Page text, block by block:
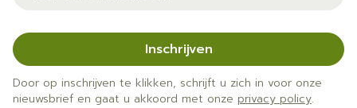
Inschrijven
Door op inschrijven te klikken, schrijft u zich in voor onze
nieuwsbrief en gaat u akkoord met onze privacy policy.